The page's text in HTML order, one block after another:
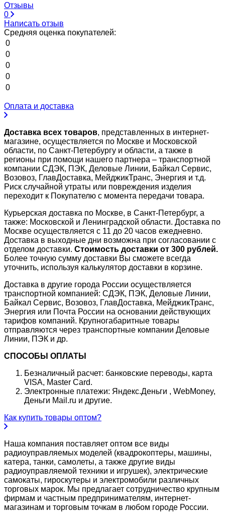
Отзывы
0
Написать отзыв
Средняя оценка покупателей:
0
0
0
0
0
Оплата и доставка
Доставка всех товаров, представленных в интернет-
магазине, осуществляется по Москве и Московской
области, по Санкт-Петербургу и области, а также в
регионы при помощи нашего партнера – транспортной
компании СДЭК, ПЭК, Деловые Линии, Байкал Сервис,
Возовоз, ГлавДоставка, МейджикТранс, Энергия и т.д.
Риск случайной утраты или повреждения изделия
переходит к Покупателю с момента передачи товара.
Курьерская доставка по Москве, в Санкт-Петербург, а
также: Московской и Ленинградской области. Доставка по
Москве осуществляется с 11 до 20 часов ежедневно.
Доставка в выходные дни возможна при согласовании с
отделом доставки. Стоимость доставки от 300 рублей.
Более точную сумму доставки Вы сможете всегда
уточнить, используя калькулятор доставки в корзине.
Доставка в другие города России осуществляется
транспортной компанией: СДЭК, ПЭК, Деловые Линии,
Байкал Сервис, Возовоз, ГлавДоставка, МейджикТранс,
Энергия или Почта России на основании действующих
тарифов компаний. Крупногабаритные товары
отправляются через транспортные компании Деловые
Линии, ПЭК и др.
СПОСОБЫ ОПЛАТЫ
Безналичный расчет: банковские переводы, карта
VISA, Master Card.
Электронные платежи: Яндекс.Деньги , WebMoney,
Деньги Mail.ru и другие.
Как купить товары оптом?
Наша компания поставляет оптом все виды
радиоуправляемых моделей (квадрокоптеры, машины,
катера, танки, самолеты, а также другие виды
радиоуправляемой техники и игрушек), электрические
самокаты, гироскутеры и электромобили различных
торговых марок. Мы предлагает сотрудничество крупным
фирмам и частным предпринимателям, интернет-
магазинам и торговым точкам в любом городе России.